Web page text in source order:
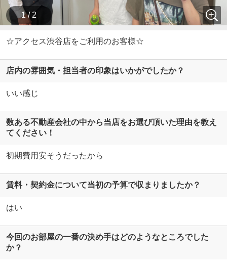
1 / 2
☆アクセス渋谷店をご利用のお客様☆
店内の雰囲気・担当者の印象はいかがでしたか？
いい感じ
数ある不動産会社の中から当店をお選び頂いた理由を教え
てください！
初期費用安そうだったから
賃料・契約金について当初の予算で収まりましたか？
はい
今回のお部屋の一番の決め手はどのようなところでした
か？